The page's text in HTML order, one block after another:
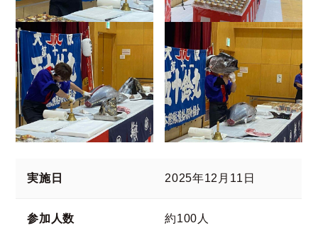
実施日 2025年12月11日
参加人数 約100人